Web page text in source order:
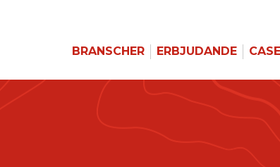
BRANSCHER ERBJUDANDE CASE